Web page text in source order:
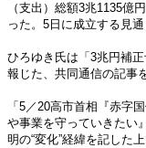
（支出）総額3兆1135億
った。5日に成立する見通
ひろゆき氏は「3兆円補
報じた、共同通信の記事
「5／20高市首相『赤字
や事業を守っていきたい
明の“変化”経緯を記した